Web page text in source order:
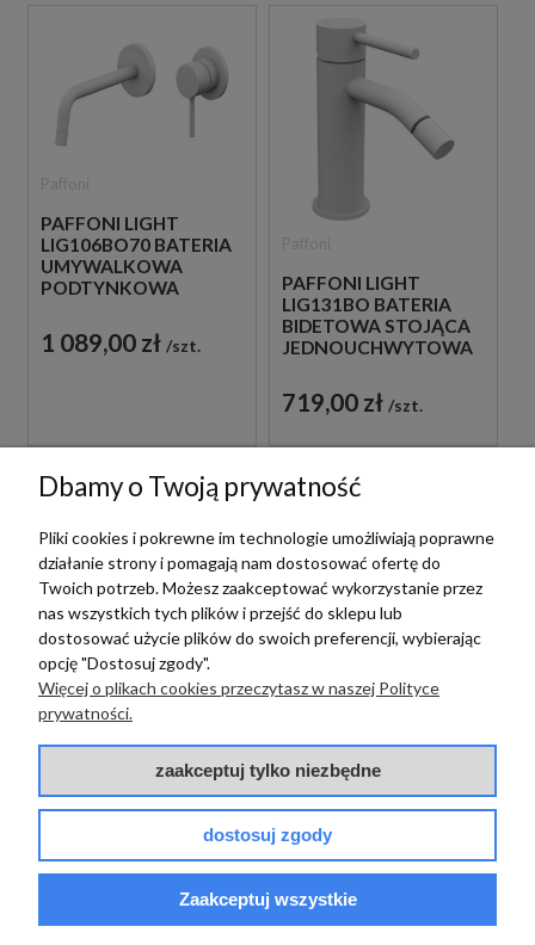
PAFFONI LIGHT
LIG106BO70 BATERIA
UMYWALKOWA
PODTYNKOWA
BIAŁA
1 089,00 zł szt.
PAFFONI LIGHT
LIG131BO BATERIA
BIDETOWA STOJĄCA
JEDNOUCHWYTOWA
719,00 zł szt.
Paffoni
PAFFONI LIGHT
LIG105BO70 BATERIA
UMYWALKOWA
PODTYNKOWA
JEDNOUCHWYTOWA
1 089,00 zł szt.
PAFFONI LIGHT
LIGX131NO BATERIA
BIDETOWA STOJĄCA
JEDNOUCHWYTOWA
CZARNA
839,00 zł
Dbamy o Twoją prywatność
Pliki cookies i pokrewne im technologie umożliwiają poprawne
działanie strony i pomagają nam dostosować ofertę do
Twoich potrzeb. Możesz zaakceptować wykorzystanie przez
nas wszystkich tych plików i przejść do sklepu lub
dostosować użycie plików do swoich preferencji, wybierając
opcję "Dostosuj zgody".
Więcej o plikach cookies przeczytasz w naszej Polityce
prywatności.
zaakceptuj tylko niezbędne
dostosuj zgody
Zaakceptuj wszystkie